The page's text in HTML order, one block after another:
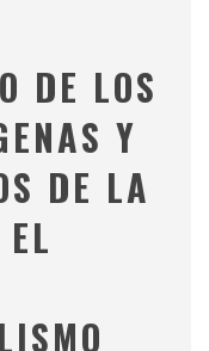
DE LOS
Y
DE LA